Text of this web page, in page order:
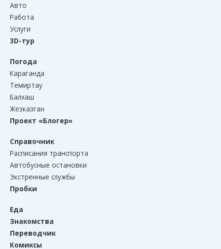
Авто
Работа
Услуги
3D-тур
Погода
Караганда
Темиртау
Балхаш
Жезказган
Проект «Блогер»
Справочник
Расписания транспорта
Автобусные остановки
Экстренные службы
Пробки
Еда
Знакомства
Переводчик
Комиксы